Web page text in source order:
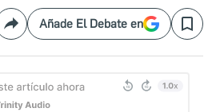
CompartirAñade El Debate en Save